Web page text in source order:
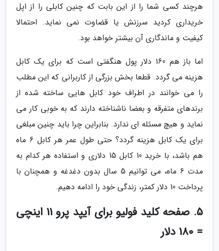
هرچند کسی شما را از این بابت که چنین کابلی را از اپل
خریداری کردید سرزنش یا قضاوت نمی نماید. احتمالا
کیفیت و ماندگاری آن بیشتر خواهد بود.
اما باز هم 160 دلار پول هنگفتی است که برای یک کابل
هزینه می گردد. قطعا بخش بزرگی از کاربرانی که این مطلب
را می خوانند در اطراف خود کابل هایی ساخته شده از
برندهای متفرقه و بعضا ناشناخته دارند که به خوبی کار می
نماید و هیچ مسئله ای ندارد. بنابراین چرا باید چنین مبلغی
برای یک کابل هزینه گردد؟ حتی طول عمر هر کابل 6 ماه
هم باشد، با خرید 10 کابل 15 دلاری و استفاده هر کدام به
مدت 6 ماه، می توانیم 5 سال بدون دغدغه و همچنان با
پرداخت 10 دلار کمتر، زندگی خود را ادامه دهیم.
5. صفحه کلید فولیو برای آیپد پرو 11 اینچی
= 180 دلار